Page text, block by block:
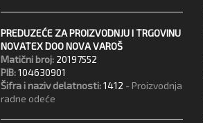
PREDUZEĆE ZA PROIZVODNJU I TRGOVINU
NOVATEX DOO NOVA VAROŠ
Matični broj: 20197552
PIB:104630901
Šifra i naziv delatnosti:1412 - Proizvodnja
radne odeće